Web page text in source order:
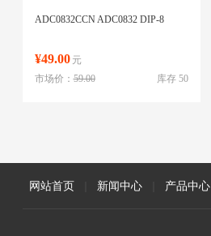
ADC0832CCN ADC0832 DIP-8
¥49.00 元
库存 50
市场价：59.00
网站首页 新闻中心 产品中心